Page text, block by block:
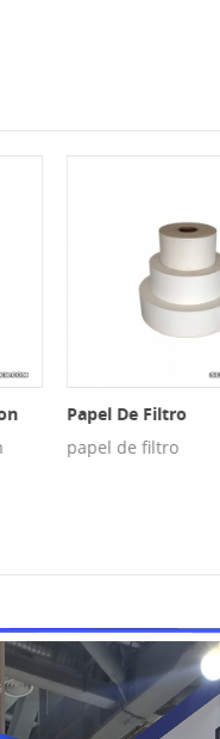
Papel De Filtro
papel de filtro